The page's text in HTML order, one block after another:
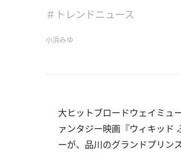
＃トレンドニュース
小浜みゆ
大ヒットブロードウェイミュ
ァンタジー映画『ウィキッド
ーが、品川のグランドプリ